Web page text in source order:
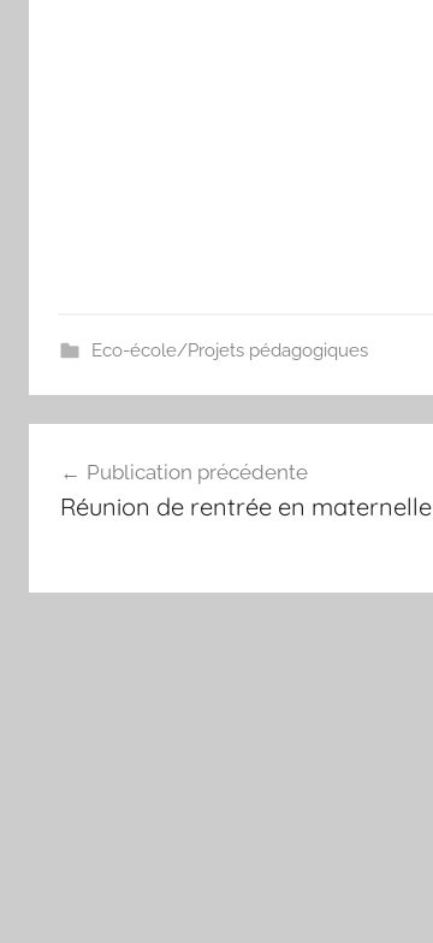
Eco-école/Projets pédagogiques
de
Publication précédente
Réunion de rentrée en maternelle